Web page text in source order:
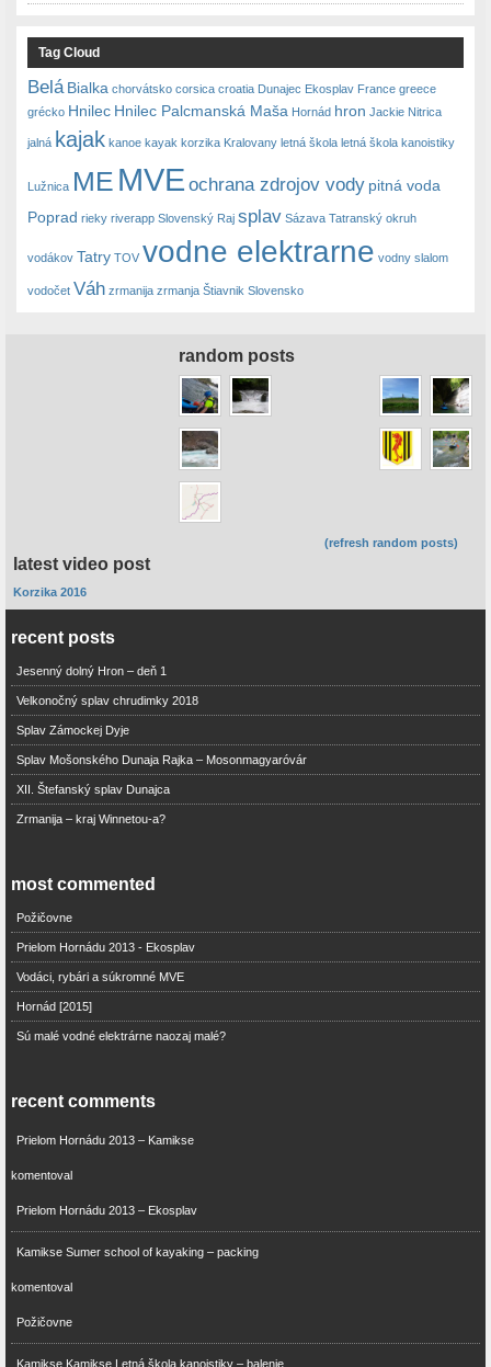
Tag Cloud
Belá Bialka chorvátsko corsica croatia Dunajec Ekosplav France greece
grécko Hnilec Hnilec Palcmanská Maša Hornád hron Jackie Nitrica
jalná kajak kanoe kayak korzika Kralovany letná škola letná škola kanoistiky
Lužnica ME MVE ochrana zdrojov vody pitná voda
Poprad rieky riverapp Slovenský Raj splav Sázava Tatranský okruh
vodákov Tatry TOV vodne elektrarne vodny slalom
vodočet Váh zrmanija zrmanja Štiavnik Slovensko
random posts
(refresh random posts)
latest video post
Korzika 2016
recent posts
Jesenný dolný Hron – deň 1
Velkonočný splav chrudimky 2018
Splav Zámockej Dyje
Splav Mošonského Dunaja Rajka – Mosonmagyaróvár
XII. Štefanský splav Dunajca
Zrmanija – kraj Winnetou-a?
most commented
Požičovne
Prielom Hornádu 2013 - Ekosplav
Vodáci, rybári a súkromné MVE
Hornád [2015]
Sú malé vodné elektrárne naozaj malé?
recent comments
Prielom Hornádu 2013 – Kamikse
komentoval
Prielom Hornádu 2013 – Ekosplav
Kamikse Sumer school of kayaking – packing
komentoval
Požičovne
Kamikse Kamikse Letná škola kanoistiky – balenie